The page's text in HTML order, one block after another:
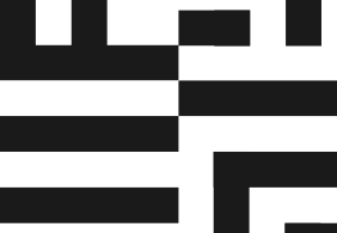
personlige værne-/hjælpemidler
betydning for området
Færdselsstyrelsens